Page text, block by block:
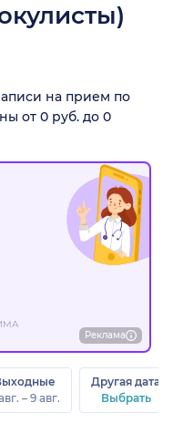
на прием по
от 0 руб. до 0
Реклама
– 9 авг.
Другая дата
Выбрать